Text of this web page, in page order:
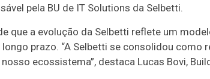
pela BU de IT Solutions da Selbetti.
que a evolução da Selbetti reflete um
prazo. “A Selbetti se consolidou como
ecossistema”, destaca Lucas Bovi,